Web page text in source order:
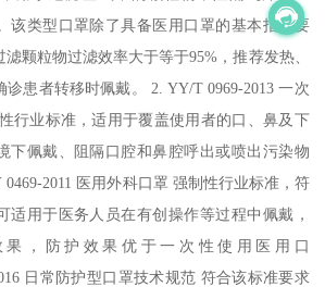
该类型口罩除了具备医用口罩的基本指标要
颗粒物过滤效率大于等于95%，推荐发热、
诊患者转移时佩戴。 2. YY/T 0969-2013 一次
行业标准，适用于覆盖使用者的口、鼻及下
下佩戴、阻隔口腔和鼻腔呼出或喷出污染物
2011 医用外科口罩 强制性行业标准，符
适用于医务人员在有创操作等过程中佩戴，
，防护效果优于一次性使用医用口
日常防护型口罩技术规范 符合该标准要求